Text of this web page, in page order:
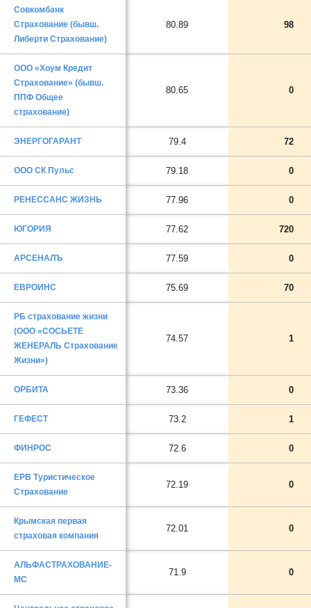
Совкомбанк
Страхование (бывш.
Либерти Страхование)
80.89 98
ООО «Хоум Кредит
Страхование» (бывш.
ППФ Общее
страхование)
80.65 0
ЭНЕРГОГАРАНТ 79.4 72
ООО СК Пульс 79.18 0
РЕНЕССАНС ЖИЗНЬ 77.96 0
ЮГОРИЯ 77.62 720
АРСЕНАЛЪ 77.59 0
ЕВРОИНС 75.69 70
РБ страхование жизни
(ООО «СОСЬЕТЕ
ЖЕНЕРАЛЬ Страхование
Жизни»)
74.57 1
ОРБИТА 73.36 0
ГЕФЕСТ 73.2 1
ФИНРОС 72.6 0
ЕРВ Туристическое
Страхование
72.19 0
Крымская первая
страховая компания
72.01 0
АЛЬФАСТРАХОВАНИЕ-
МС
71.9 0